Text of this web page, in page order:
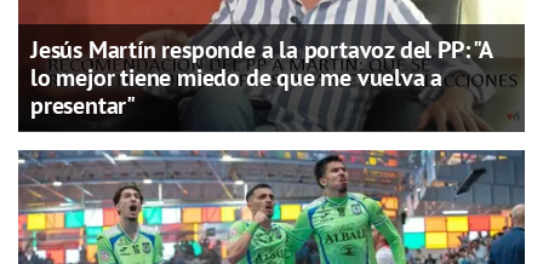
Jesús Martín responde a la portavoz del PP: "A
lo mejor tiene miedo de que me vuelva a
presentar"